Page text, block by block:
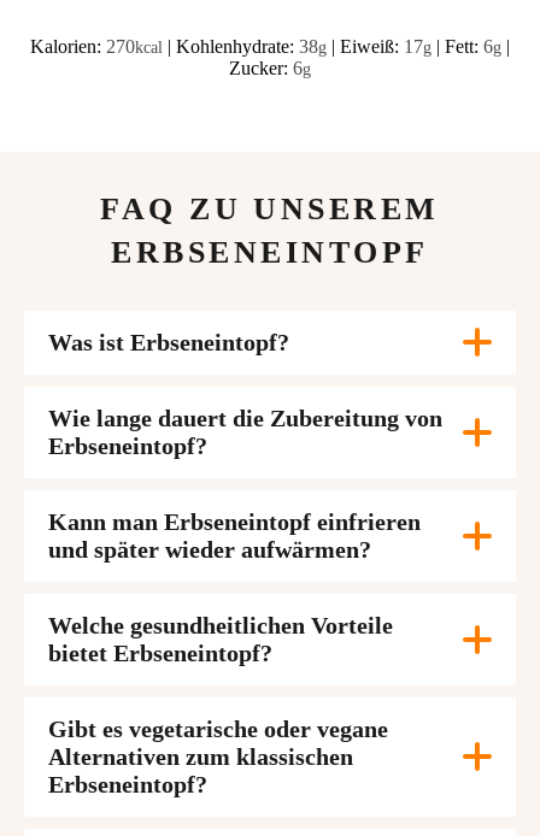
Kalorien: 270kcal | Kohlenhydrate: 38g | Eiweiß: 17g | Fett: 6g |
Zucker: 6g
FAQ ZU UNSEREM
ERBSENEINTOPF
Was ist Erbseneintopf?
Wie lange dauert die Zubereitung von
Erbseneintopf?
Kann man Erbseneintopf einfrieren
und später wieder aufwärmen?
Welche gesundheitlichen Vorteile
bietet Erbseneintopf?
Gibt es vegetarische oder vegane
Alternativen zum klassischen
Erbseneintopf?